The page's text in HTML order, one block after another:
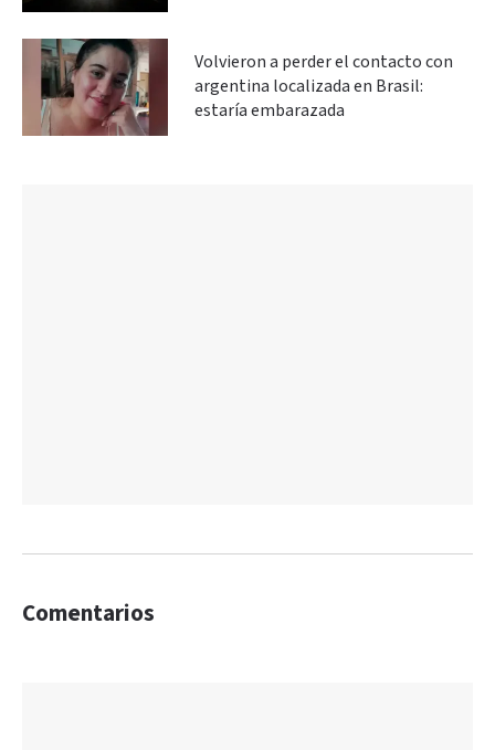
Volvieron a perder el contacto con
argentina localizada en Brasil:
estaría embarazada
Comentarios